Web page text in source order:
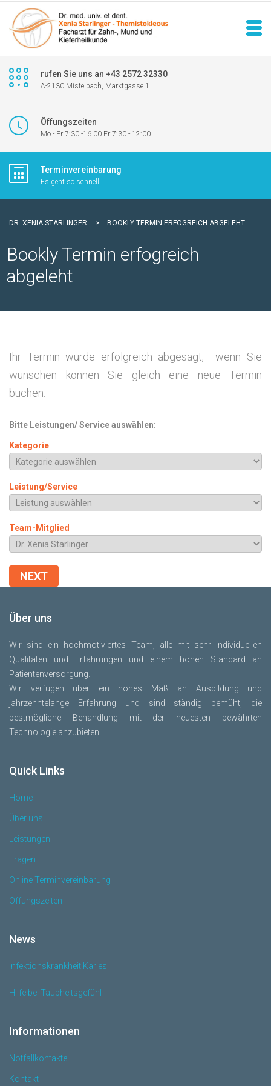
rufen Sie uns an +43 2572 32330
A-2130 Mistelbach, Marktgasse 1
Öffungszeiten
Mo - Fr 7:30 -16.00 Fr 7:30 - 12:00
Terminvereinbarung
Es geht so schnell
DR. XENIA STARLINGER > BOOKLY TERMIN ERFOGREICH ABGELEHT
Bookly Termin erfogreich
abgeleht
Ihr Ter­min wur­de erfolg­reich abge­sagt, wenn Sie
wün­schen kön­nen Sie gleich eine neue Ter­min
buchen.
Bitte Leistungen/ Service auswählen:
Kategorie
Leistung/Service
Team-Mitglied
NEXT
Über uns
Wir sind ein hochmotiviertes Team, alle mit sehr individuellen
Qualitäten und Erfahrungen und einem hohen Standard an
Patientenversorgung.
Wir verfügen über ein hohes Maß an Ausbildung und
jahrzehntelange Erfahrung und sind ständig bemüht, die
bestmögliche Behandlung mit der neuesten bewährten
Technologie anzubieten.
Quick Links
Home
Über uns
Leistungen
Fragen
Online Terminvereinbarung
Öffungszeiten
News
Infektionskrankheit Karies
Hilfe bei Taubheitsgefühl
Informationen
Notfallkontakte
Kontakt